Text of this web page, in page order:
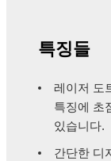
특징들
레이저 도
특징에 초
있습니다.
간단한 디